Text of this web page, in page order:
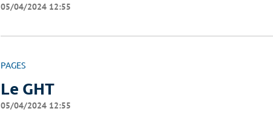
05/04/2024 12:55
PAGES
Le GHT
05/04/2024 12:55